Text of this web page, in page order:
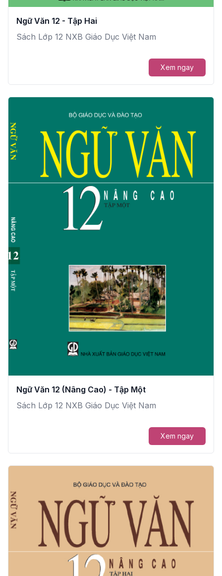
Ngữ Văn 12 - Tập Hai
Sách Lớp 12 NXB Giáo Dục Việt Nam
Xem ngay
Ngữ Văn 12 (Nâng Cao) - Tập Một
Sách Lớp 12 NXB Giáo Dục Việt Nam
Xem ngay